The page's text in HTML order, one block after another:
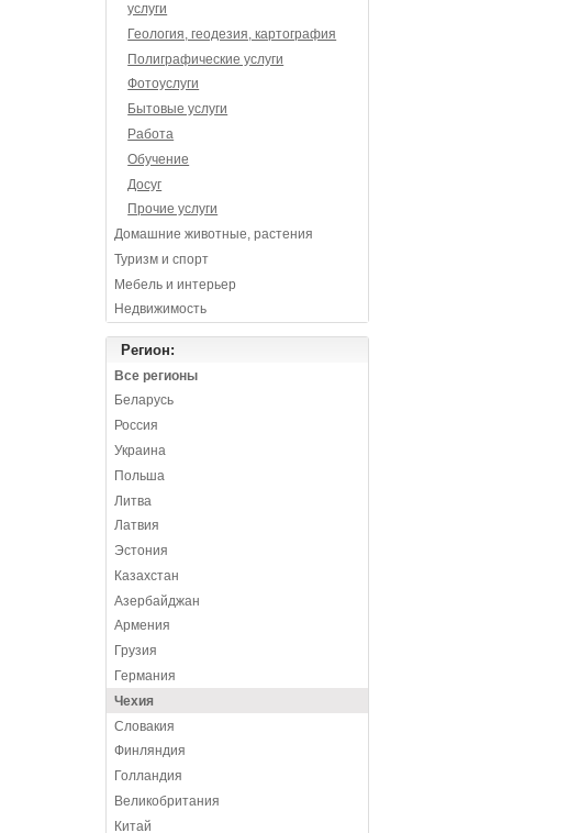
услуги
Геология, геодезия, картография
Полиграфические услуги
Фотоуслуги
Бытовые услуги
Работа
Обучение
Досуг
Прочие услуги
Домашние животные, растения
Туризм и спорт
Мебель и интерьер
Недвижимость
Регион:
Все регионы
Беларусь
Россия
Украина
Польша
Литва
Латвия
Эстония
Казахстан
Азербайджан
Армения
Грузия
Германия
Чехия
Словакия
Финляндия
Голландия
Великобритания
Китай